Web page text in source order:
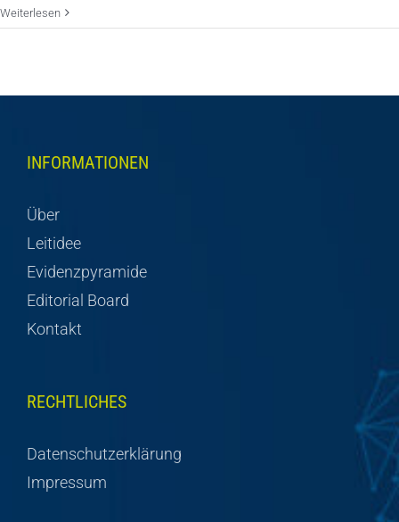
Weiterlesen
INFORMATIONEN
Über
Leitidee
Evidenzpyramide
Editorial Board
Kontakt
RECHTLICHES
Datenschutzerklärung
Impressum